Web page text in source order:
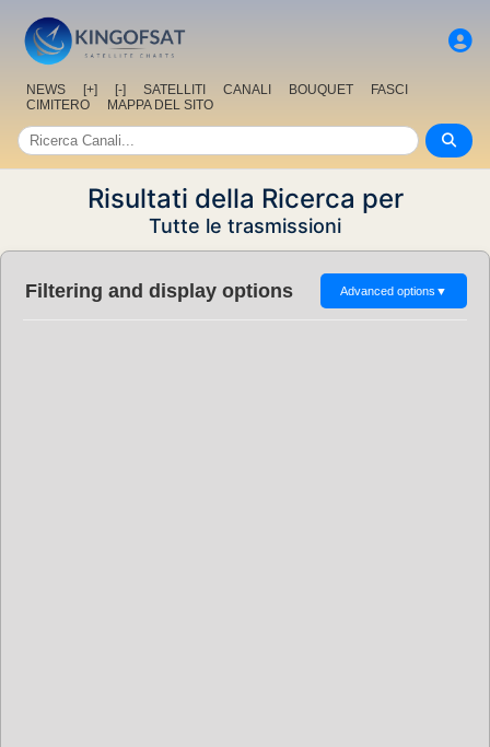
NEWS [+] [-] SATELLITI CANALI BOUQUET
FASCI
CIMITERO
MAPPA DEL SITO
Risultati della Ricerca per
Tutte le trasmissioni
Filtering and display options Advanced options ▼